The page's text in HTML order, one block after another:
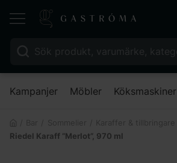
Sök efter:
Kampanjer Möbler Köksmaskiner
Riedel Karaff ”Merlot”, 970 ml